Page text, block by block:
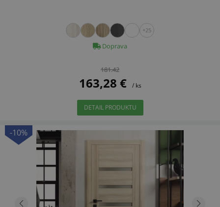
+25
Doprava
181.42
163,28 € / ks
DETAIL PRODUKTU
-10%